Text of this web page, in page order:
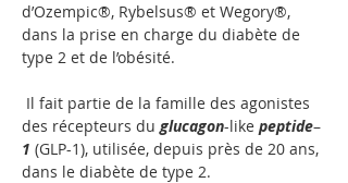
d’Ozempic®, Rybelsus® et Wegory®,
dans la prise en charge du diabète de
type 2 et de l’obésité.
des récepteurs du glucagon-like peptide–
1 (GLP-1), utilisée, depuis près de 20 ans,
dans le diabète de type 2.